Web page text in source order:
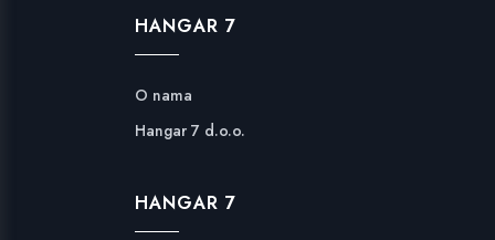
HANGAR 7
O nama
Hangar 7 d.o.o.
HANGAR 7